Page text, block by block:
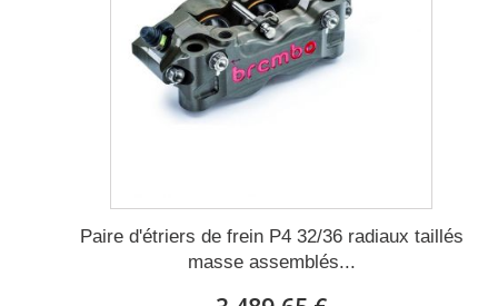
Paire d'étriers de frein P4 32/36 radiaux taillés
masse assemblés...